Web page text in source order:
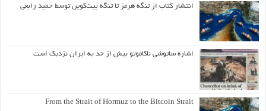
انتشار کتاب از تنگه هرمز تا تنگه بیت‌کوین توسط حمید رابعی
اشاره ساتوشی ناکاموتو بیش از حد به ایران نزدیک است
From the Strait of Hormuz to the Bitcoin Strait